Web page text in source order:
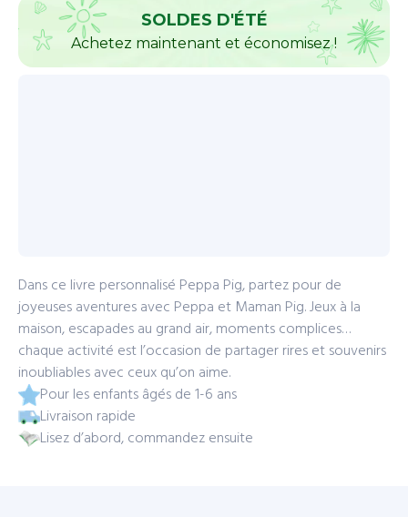
SOLDES D'ÉTÉ
Achetez maintenant et économisez !
Dans ce livre personnalisé Peppa Pig, partez pour de
joyeuses aventures avec Peppa et Maman Pig. Jeux à la
maison, escapades au grand air, moments complices…
chaque activité est l’occasion de partager rires et souvenirs
inoubliables avec ceux qu’on aime.
Pour les enfants âgés de 1-6 ans
Livraison rapide
Lisez d’abord, commandez ensuite